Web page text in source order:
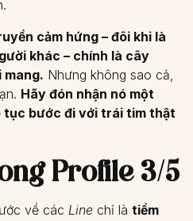
cảm hứng – đôi khi là
khác – chính là cây
mang. Nhưng không sao cả,
Hãy đón nhận nó một
tục bước đi với trái tim thật
Profile 3/5
về các Line chỉ là tiềm